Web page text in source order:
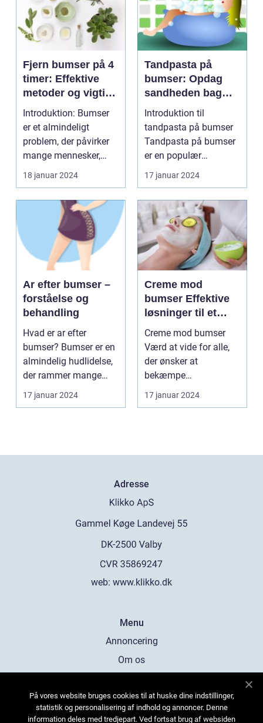
Fjern bumser på 4
timer: Effektive
metoder og vigtige
oplysninger
Introduktion: Bumser
er et almindeligt
problem, der påvirker
mange mennesker,
især dem i skønheds-
o...
18 januar 2024
Tandpasta på
bumser: Opdag
sandheden bag
dette populære
hjemmebehandlin
gsmiddel
Introduktion til
tandpasta på bumser
Tandpasta på bumser
er en populær
hjemmebehandlingsm
etode, som...
17 januar 2024
Ar efter bumser –
forståelse og
behandling
Hvad er ar efter
bumser? Bumser er en
almindelig hudlidelse,
der rammer mange
mennesker i deres
tee...
17 januar 2024
Creme mod
bumser Effektive
løsninger til et
glattere og mere
sundt udseende
Creme mod bumser
Værd at vide for alle,
der ønsker at
bekæmpe
hudproblemer
Introduktion til creme...
17 januar 2024
Adresse
web: www.klikko.dk
Menu
Annoncering
Om os
Kontakt os
Sitemap
På vores website bruges cookies til at huske dine indstillinger,
statistik og personalisering af indhold og annoncer. Denne
information deles med tredjepart. Ved fortsat brug af websiden